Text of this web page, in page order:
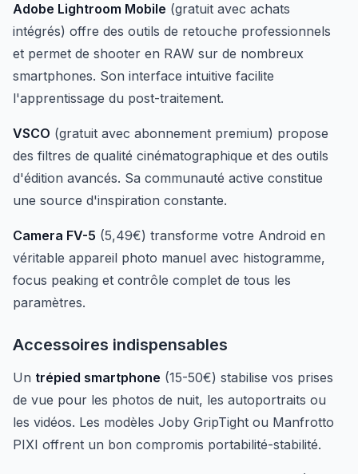
Adobe Lightroom Mobile (gratuit avec achats
intégrés) offre des outils de retouche professionnels
et permet de shooter en RAW sur de nombreux
smartphones. Son interface intuitive facilite
l'apprentissage du post-traitement.
VSCO (gratuit avec abonnement premium) propose
des filtres de qualité cinématographique et des outils
d'édition avancés. Sa communauté active constitue
une source d'inspiration constante.
Camera FV-5 (5,49€) transforme votre Android en
véritable appareil photo manuel avec histogramme,
focus peaking et contrôle complet de tous les
paramètres.
Accessoires indispensables
Un trépied smartphone (15-50€) stabilise vos prises
de vue pour les photos de nuit, les autoportraits ou
les vidéos. Les modèles Joby GripTight ou Manfrotto
PIXI offrent un bon compromis portabilité-stabilité.